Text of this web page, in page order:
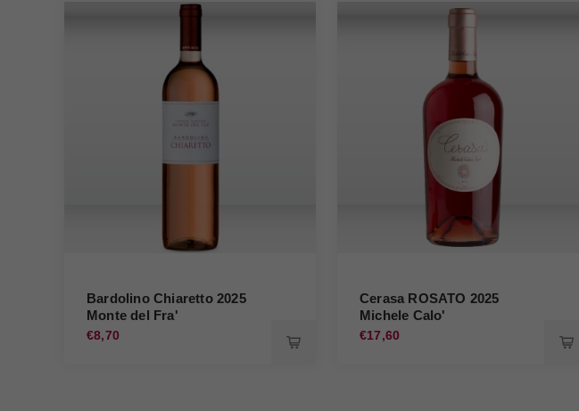
Bardolino Chiaretto 2025
Monte del Fra'
€8,70
Cerasa ROSATO 2025
Michele Calo'
€17,60